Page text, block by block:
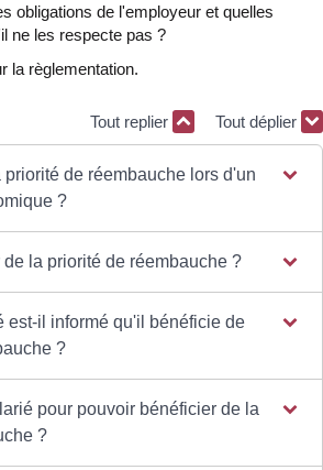
obligations de l'employeur et quelles
ne les respecte pas ?
la règlementation.
Tout replier Tout déplier
de réembauche lors d'un
?
la priorité de réembauche ?
est-il informé qu'il bénéficie de
?
pour pouvoir bénéficier de la
?